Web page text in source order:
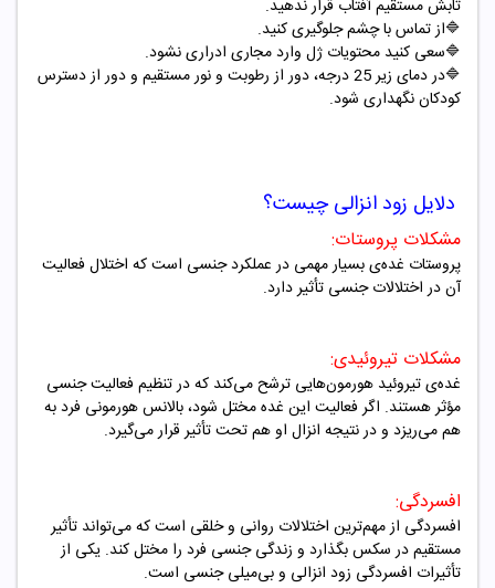
تابش مستقیم آفتاب قرار ندهید.
🔷از تماس با چشم جلوگیری کنید.
🔷سعی کنید محتویات ژل وارد مجاری ادراری نشود.
🔷در دمای زیر 25 درجه، دور از رطوبت و نور مستقیم و دور از دسترس
کودکان نگهداری شود.
دلایل زود انزالی چیست؟
مشکلات پروستات:
پروستات غده‌ی بسیار مهمی در عملکرد جنسی است که اختلال فعالیت
آن در اختلالات جنسی تأثیر دارد.
مشکلات تیروئیدی:
غده‌ی تیروئید هورمون‌هایی ترشح می‌کند که در تنظیم فعالیت جنسی
مؤثر هستند. اگر فعالیت این غده مختل شود، بالانس هورمونی فرد به
هم می‌ریزد و در نتیجه انزال او هم تحت تأثیر قرار می‌گیرد.
افسردگی:
افسردگی از مهم‌ترین اختلالات روانی و خلقی است که می‌تواند تأثیر
مستقیم در سکس بگذارد و زندگی جنسی فرد را مختل کند. یکی از
تأثیرات افسردگی زود انزالی و بی‌میلی جنسی است.